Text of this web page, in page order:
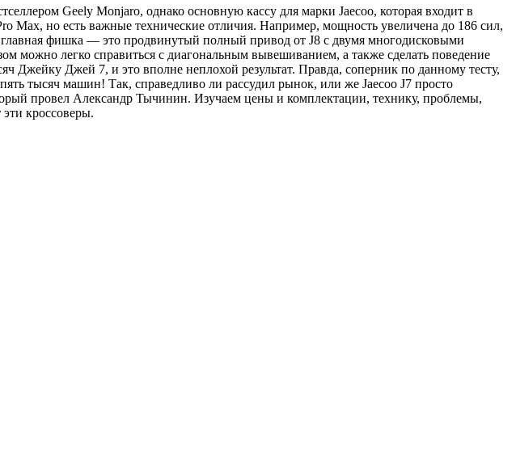
Geely Monjaro, однако основную кассу для марки Jaecoo, которая входит в
Max, но есть важные технические отличия. Например, мощность увеличена до 186 сил,
главная фишка — это продвинутый полный привод от J8 с двумя многодисковыми
можно легко справиться с диагональным вывешиванием, а также сделать поведение
Джейку Джей 7, и это вполне неплохой результат. Правда, соперник по данному тесту,
тысяч машин! Так, справедливо ли рассудил рынок, или же Jaecoo J7 просто
провел Александр Тычинин. Изучаем цены и комплектации, технику, проблемы,
кроссоверы.